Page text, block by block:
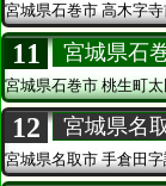
宮城県石巻市高木字寺
11 宮城県石
宮城県石巻市桃生町太
12 宮城県名
宮城県名取市 手倉田